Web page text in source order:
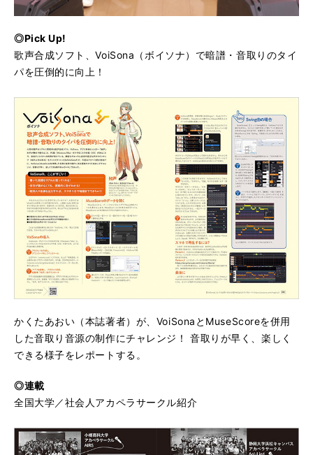
◎Pick Up!
歌声合成ソフト、VoiSona（ボイソナ）で暗譜・音取りのタイ
パを圧倒的に向上！
かくたあおい（本誌著者）が、VoiSonaとMuseScoreを併用
した音取り音源の制作にチャレンジ！ 音取りが早く、楽しく
できる様子をレポートする。
◎連載
全国大学／社会人アカペラサークル紹介